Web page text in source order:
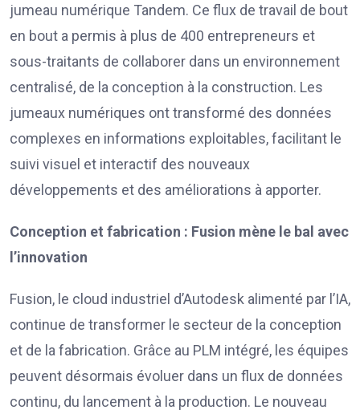
jumeau numérique Tandem. Ce flux de travail de bout
en bout a permis à plus de 400 entrepreneurs et
sous-traitants de collaborer dans un environnement
centralisé, de la conception à la construction. Les
jumeaux numériques ont transformé des données
complexes en informations exploitables, facilitant le
suivi visuel et interactif des nouveaux
développements et des améliorations à apporter.
Conception et fabrication : Fusion mène le bal avec
l’innovation
Fusion, le cloud industriel d’Autodesk alimenté par l’IA,
continue de transformer le secteur de la conception
et de la fabrication. Grâce au PLM intégré, les équipes
peuvent désormais évoluer dans un flux de données
continu, du lancement à la production. Le nouveau